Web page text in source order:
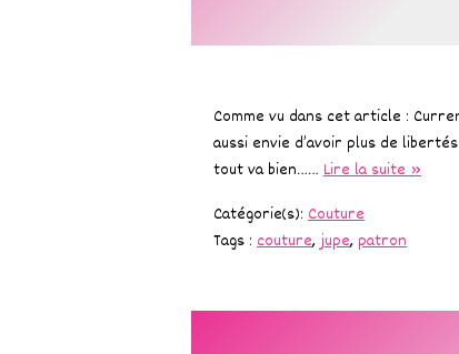
Comme vu dans cet article :
aussi envie d’avoir plus de
tout va bien…… Lire la suite »
Catégorie(s): Couture
Tags : couture,jupe, patron